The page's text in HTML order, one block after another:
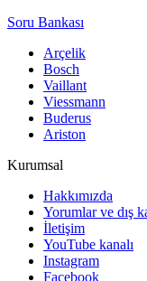
Soru Bankası
Arçelik
Bosch
Vaillant
Viessmann
Buderus
Ariston
Kurumsal
Hakkımızda
Yorumlar ve dış
İletişim
YouTube kanalı
Instagram
Facebook